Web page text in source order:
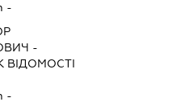
-
-
ВІДОМОСТІ
-